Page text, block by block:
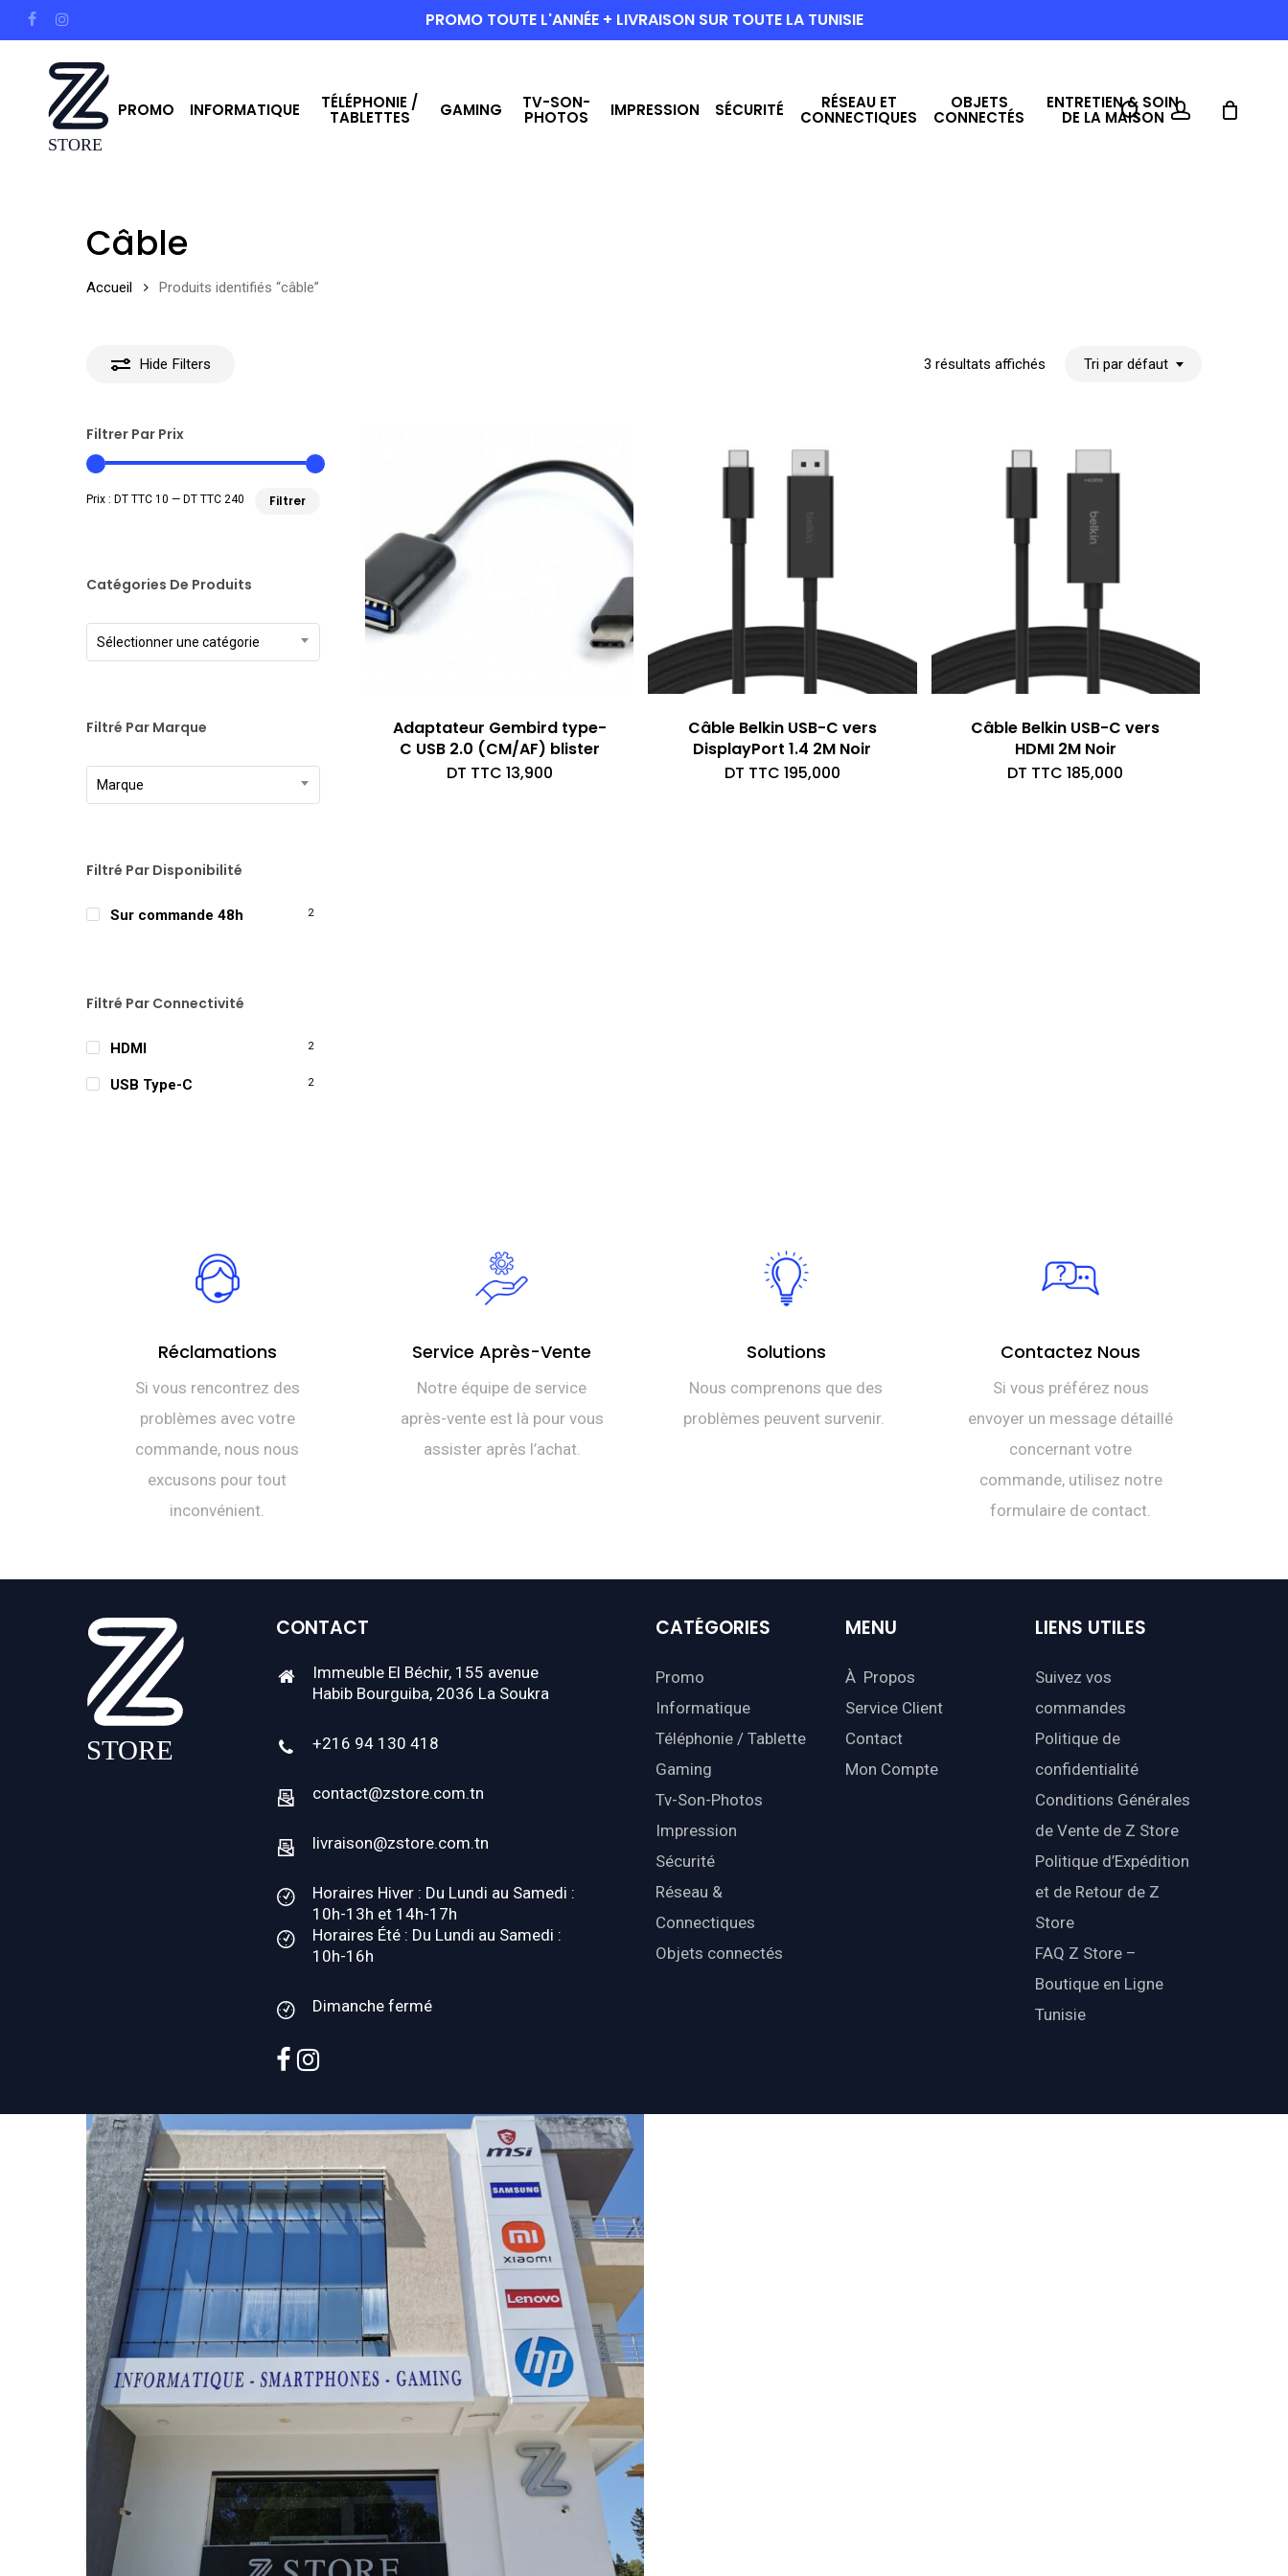
to
facebookinstagram PROMO TOUTE L'ANNÉE + LIVRAISON SUR TOUTE LA TUNISIE
PROMO INFORMATIQUE TÉLÉPHONIE /
TABLETTES GAMING TV-SON-
PHOTOS IMPRESSION SÉCURITÉ RÉSEAU ET
CONNECTIQUES
OBJETS
CONNECTÉS
ENTRETIEN & SOIN
DE LA MAISONsearchaccount
Câble
Accueil Produits identifiés “câble”
Hide Filters 3 résultats affichés Tri par défaut
Filtrer Par Prix
Filtrer
Prix : DT TTC 10 — DT TTC 240
Catégories De Produits
Sélectionner une catégorie
Filtré Par Marque
Marque
Filtré Par Disponibilité
Sur commande 48h 2
Filtré Par Connectivité
HDMI 2
USB Type-C 2
Adaptateur Gembird type-
C USB 2.0 (CM/AF) blister
DT TTC 13,900
Câble Belkin USB-C vers
DisplayPort 1.4 2M Noir
DT TTC 195,000
Câble Belkin USB-C vers
HDMI 2M Noir
DT TTC 185,000
Réclamations
Si vous rencontrez des
problèmes avec votre
commande, nous nous
excusons pour tout
inconvénient.
Service Après-Vente
Notre équipe de service
après-vente est là pour vous
assister après l’achat.
Solutions
Nous comprenons que des
problèmes peuvent survenir.
Contactez Nous
Si vous préférez nous
envoyer un message détaillé
concernant votre
commande, utilisez notre
formulaire de contact.
CONTACT
Immeuble El Béchir, 155 avenue
Habib Bourguiba, 2036 La Soukra
+216 94 130 418
contact@zstore.com.tn
livraison@zstore.com.tn
Horaires Hiver : Du Lundi au Samedi :
10h-13h et 14h-17h
Horaires Été : Du Lundi au Samedi :
10h-16h
Dimanche fermé
facebook
instagram
CATÉGORIES
Promo
Informatique
Téléphonie / Tablette
Gaming
Tv-Son-Photos
Impression
Sécurité
Réseau &
Connectiques
Objets connectés
MENU
À Propos
Service Client
Contact
Mon Compte
LIENS UTILES
Suivez vos
commandes
Politique de
confidentialité
Conditions Générales
de Vente de Z Store
Politique d’Expédition
et de Retour de Z
Store
FAQ Z Store –
Boutique en Ligne
Tunisie